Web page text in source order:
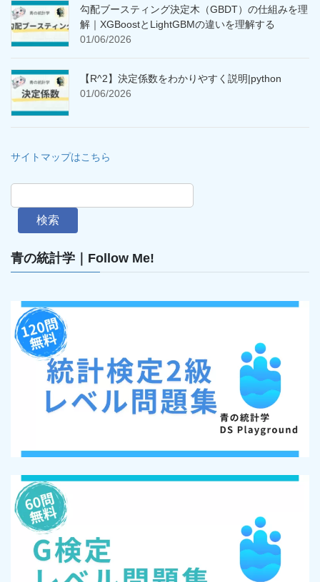
勾配ブースティング決定木（GBDT）の仕組みを理
解｜XGBoostとLightGBMの違いを理解する
01/06/2026
【R^2】決定係数をわかりやすく説明|python
01/06/2026
サイトマップはこちら
検索
青の統計学｜Follow Me!